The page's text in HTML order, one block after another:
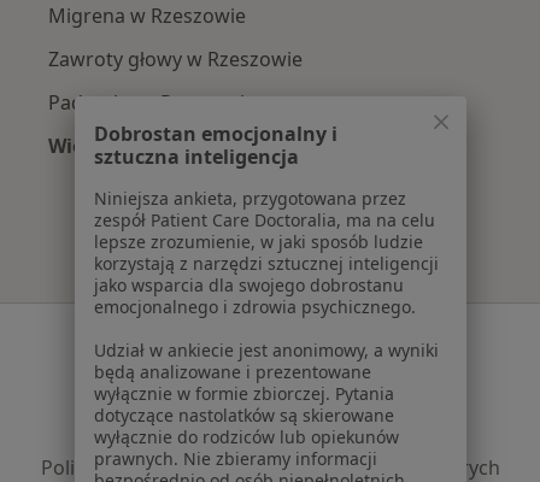
Migrena w Rzeszowie
Zawroty głowy w Rzeszowie
Padaczka w Rzeszowie
Więcej (15)
Więcej w kategorii: Najczęście leczone
Regulamin
Polityka prywatności pacjentów
Polityka prywatności profesjonalistów
Polityka prywatności dla profesjonalistów, których
Dobrostan emocjonalny i
sztuczna inteligencja
Niniejsza ankieta, przygotowana przez
zespół Patient Care Doctoralia, ma na celu
lepsze zrozumienie, w jaki sposób ludzie
korzystają z narzędzi sztucznej inteligencji
jako wsparcia dla swojego dobrostanu
emocjonalnego i zdrowia psychicznego.
Udział w ankiecie jest anonimowy, a wyniki
będą analizowane i prezentowane
wyłącznie w formie zbiorczej. Pytania
dotyczące nastolatków są skierowane
wyłącznie do rodziców lub opiekunów
prawnych. Nie zbieramy informacji